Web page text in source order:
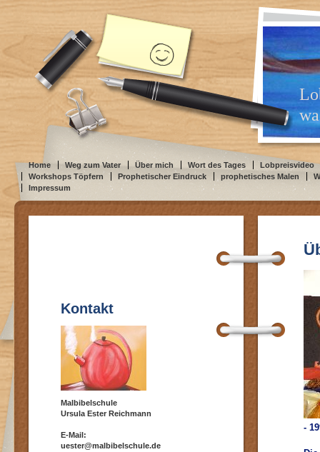
Home Weg zum Vater Über mich Wort des Tages
Lobpreisvideo
Workshops Töpfern
Prophetischer Eindruck prophetisches Malen
Impressum
-
Kontakt
Malbibelschule
Ursula Ester Reichmann
E-Mail:
uester@malbibelschule.de